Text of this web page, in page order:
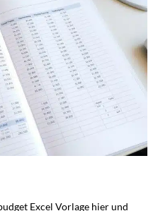
Excel Vorlage hier und